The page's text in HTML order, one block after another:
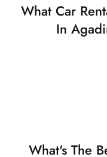
What Car
In
What's The